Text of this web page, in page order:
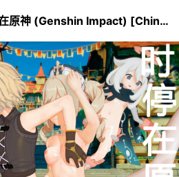
[马牛逼] 时停在原神 (Genshin Impact) [Chinese]个人整合 [2520310]